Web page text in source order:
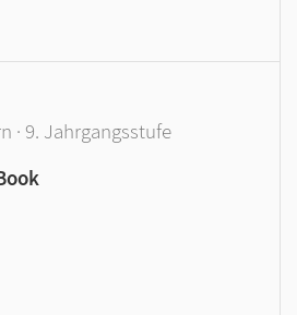
· 9. Jahrgangsstufe